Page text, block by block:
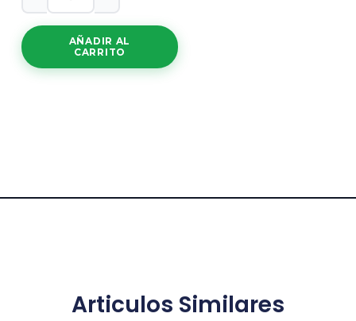
cantidad
AÑADIR AL
CARRITO
Articulos Similares